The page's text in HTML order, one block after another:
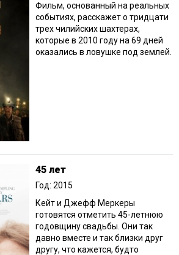
Фильм, основанный на реальных
событиях, расскажет о тридцати
трех чилийских шахтерах,
которые в 2010 году на 69 дней
оказались в ловушке под землей.
45 лет
Год: 2015
Кейт и Джефф Меркеры
готовятся отметить 45-летнюю
годовщину свадьбы. Они так
давно вместе и так близки друг
другу, что кажется, будто